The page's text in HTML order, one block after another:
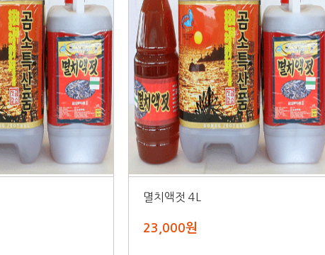
멸치액젓 4L
23,000원